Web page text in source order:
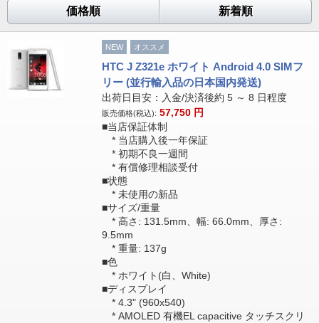
価格順 新着順
NEW オススメ
HTC J Z321e ホワイト Android 4.0 SIMフ
リー (並行輸入品の日本国内発送)
出荷日目安：入金/決済後約 5 ～ 8 日程度
販売価格(税込): 57,750 円
■当店保証体制
* 当店購入後一年保証
* 初期不良一週間
* 有償修理相談受付
■状態
* 未使用の新品
■サイズ/重量
* 高さ: 131.5mm、幅: 66.0mm、厚さ:
9.5mm
* 重量: 137g
■色
* ホワイト(白、White)
■ディスプレイ
* 4.3" (960x540)
* AMOLED 有機EL capacitive タッチスクリ